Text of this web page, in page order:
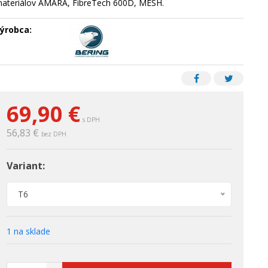
69,90 € s DPH
56,83 € bez DPH
Variant:
T6
1 na sklade
AMARA, FibreTech 600D, MESH.